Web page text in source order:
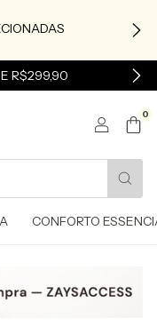
R$299,90
0
CONFORTO